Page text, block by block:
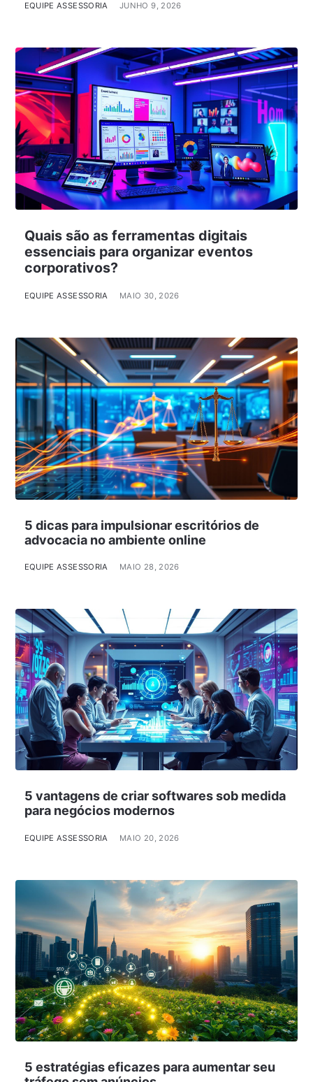
EQUIPE ASSESSORIA JUNHO 9, 2026
Quais são as ferramentas digitais
essenciais para organizar eventos
corporativos?
EQUIPE ASSESSORIA MAIO 30, 2026
5 dicas para impulsionar escritórios de
advocacia no ambiente online
EQUIPE ASSESSORIA MAIO 28, 2026
5 vantagens de criar softwares sob medida
para negócios modernos
EQUIPE ASSESSORIA MAIO 20, 2026
5 estratégias eficazes para aumentar seu